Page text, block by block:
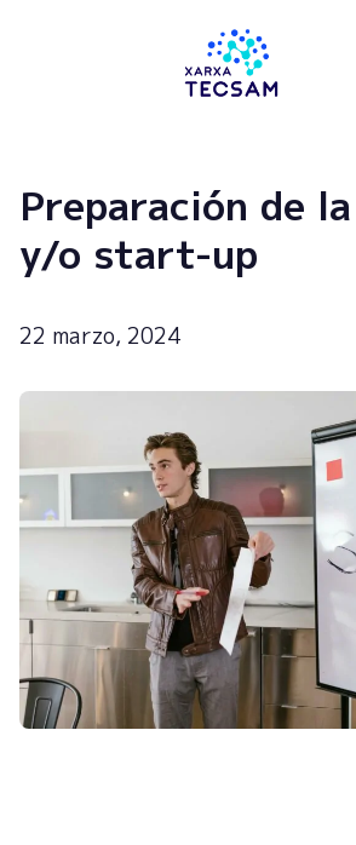
Preparación de
y/o start-up
22 marzo, 2024